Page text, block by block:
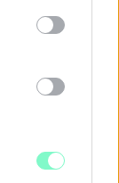
Szólj hozzá!